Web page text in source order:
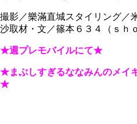
撮影／樂滿直城スタイリング／
沙取材・文／篠本６３４（ｓｈ
★週プレモバイルにて★
★まぶしすぎるななみんのメイ
★